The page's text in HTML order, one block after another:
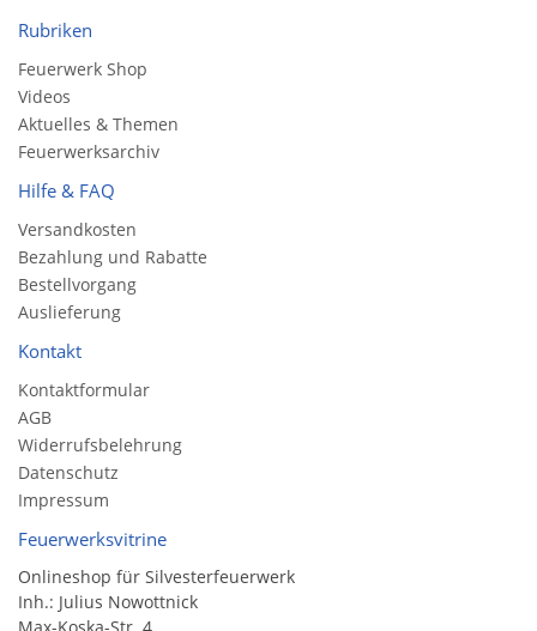
Rubriken
Feuerwerk Shop
Videos
Aktuelles & Themen
Feuerwerksarchiv
Hilfe & FAQ
Versandkosten
Bezahlung und Rabatte
Bestellvorgang
Auslieferung
Kontakt
Kontaktformular
AGB
Widerrufsbelehrung
Datenschutz
Impressum
Feuerwerksvitrine
Onlineshop für Silvesterfeuerwerk
Inh.: Julius Nowottnick